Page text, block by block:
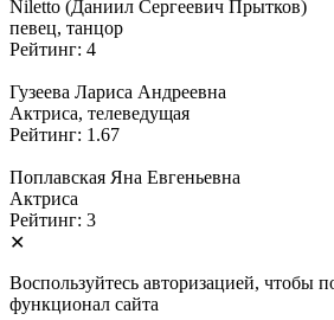
Niletto (Даниил Сергеевич Прытков)
певец, танцор
Рейтинг: 4
Гузеева Лариса Андреевна
Актриса, телеведущая
Рейтинг: 1.67
Поплавская Яна Евгеньевна
Актриса
Рейтинг: 3
✕
Воспользуйтесь авторизацией, чтобы
функционал сайта